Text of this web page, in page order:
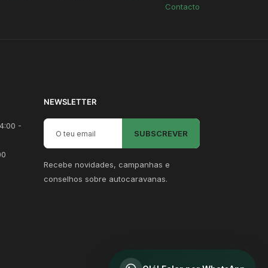
Contacto
-
NEWSLETTER
Email para newsletter
SUBSCREVER
Recebe novidades, campanhas e
conselhos sobre autocaravanas.